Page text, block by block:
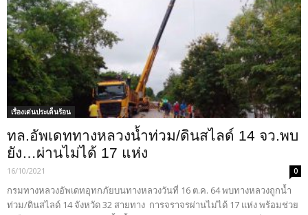
เรื่องเด่นประเด็นร้อน
ทล.อัพเดททางหลวงน้ำท่วม/ดินสไลด์ 14 จว.พบ
ยัง…ผ่านไม่ได้ 17 แห่ง
16/10/2021 0
กรมทางหลวงอัพเดทอุทกภัยบนทางหลวงวันที่ 16 ต.ค. 64 พบทางหลวงถูกน้ำ
ท่วม/ดินสไลด์ 14 จังหวัด 32 สายทาง การจราจรผ่านไม่ได้ 17 แห่ง พร้อมช่วย